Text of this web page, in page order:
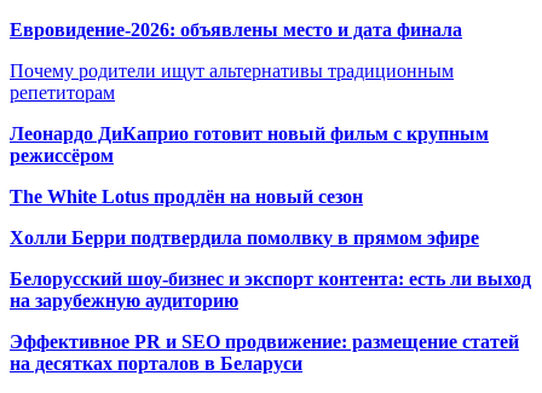
Евровидение-2026: объявлены место и дата финала
Почему родители ищут альтернативы традиционным
репетиторам
Леонардо ДиКаприо готовит новый фильм с крупным
режиссёром
The White Lotus продлён на новый сезон
Холли Берри подтвердила помолвку в прямом эфире
Белорусский шоу-бизнес и экспорт контента: есть ли выход
на зарубежную аудиторию
Эффективное PR и SEO продвижение: размещение статей
на десятках порталов в Беларуси